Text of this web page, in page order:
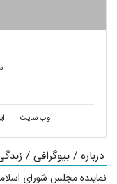
وب سایت
درباره / بیوگرافی /
نماینده مجلس شورای